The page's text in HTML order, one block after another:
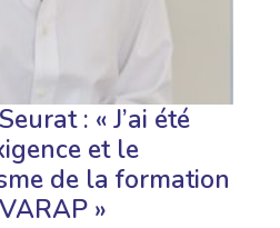
: « J’ai été
et le
de la formation
»